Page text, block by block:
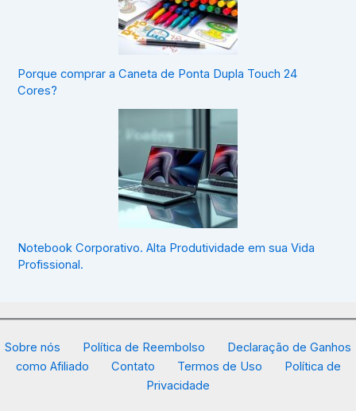
Porque comprar a Caneta de Ponta Dupla Touch 24
Cores?
Notebook Corporativo. Alta Produtividade em sua Vida
Profissional.
Sobre nós Política de Reembolso
Declaração de Ganhos
como Afiliado
Contato Termos de Uso
Política de
Privacidade